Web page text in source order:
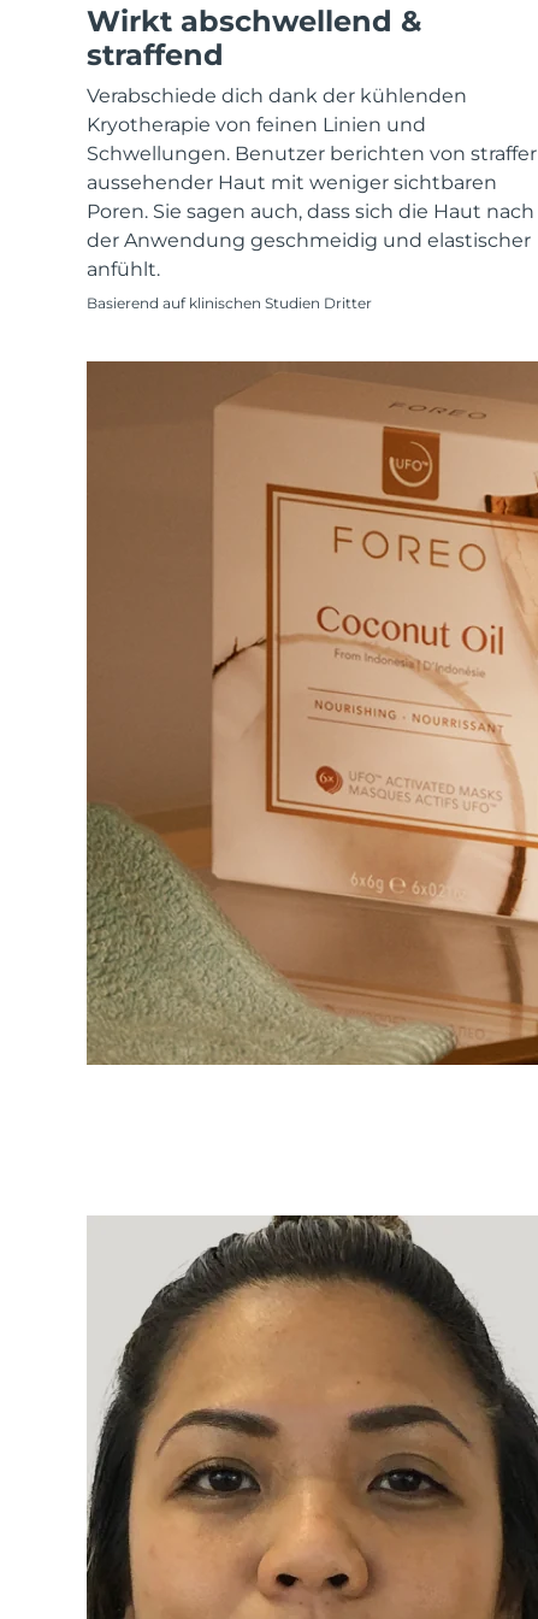
Wirkt abschwellend &
straffend
Verabschiede dich dank der kühlenden
Kryotherapie von feinen Linien und
Schwellungen. Benutzer berichten von straffer
aussehender Haut mit weniger sichtbaren
Poren. Sie sagen auch, dass sich die Haut nach
der Anwendung geschmeidig und elastischer
anfühlt.
Basierend auf klinischen Studien Dritter
All acne treatment devices
All revitalizing eye massagers
KIWI™ skincare
Advanced pore care essentials
Serum
For healthy hair
issa™ Teeth Whitening Gel
18% PAP
Kosmetik
Männer
Kaufe alles